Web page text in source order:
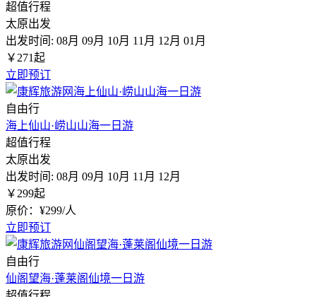
超值行程
太原出发
出发时间: 08月 09月 10月 11月 12月 01月
￥ 271起
立即预订
自由行
海上仙山·崂山山海一日游
超值行程
太原出发
出发时间: 08月 09月 10月 11月 12月
￥ 299起
原价：¥299/人
立即预订
自由行
仙阁望海·蓬莱阁仙境一日游